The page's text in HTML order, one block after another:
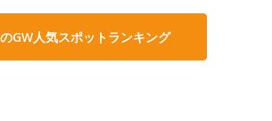
GW人気スポットランキング